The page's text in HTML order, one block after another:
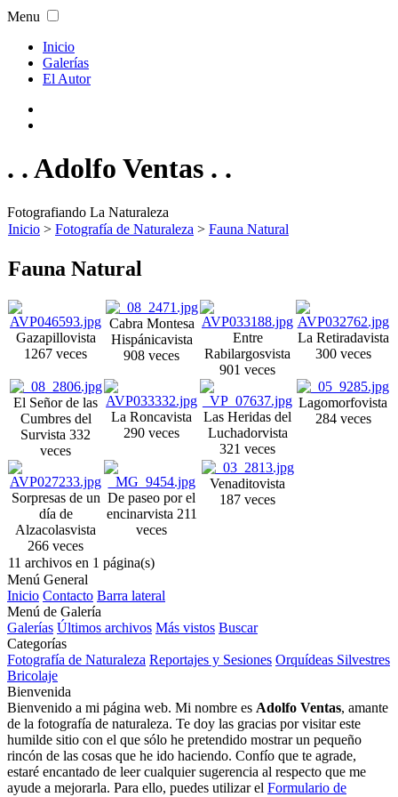
Menu
Inicio
Galerías
El Autor
. . Adolfo Ventas . .
Fotografiando La Naturaleza
Inicio > Fotografía de Naturaleza > Fauna Natural
Fauna Natural
Gazapillovista
1267 veces
Cabra Montesa
Hispánicavista
908 veces
Entre
Rabilargosvista
901 veces
La Retiradavista
300 veces
El Señor de las
Cumbres del
Survista 332
veces
La Roncavista
290 veces
Las Heridas del
Luchadorvista
321 veces
Lagomorfovista
284 veces
Sorpresas de un
día de
Alzacolasvista
266 veces
De paseo por el
encinarvista 211
veces
Venaditovista
187 veces
11 archivos en 1 página(s)
Menú General
Inicio Contacto Barra lateral
Menú de Galería
Galerías Últimos archivos Más vistos Buscar
Categorías
Fotografía de Naturaleza Reportajes y Sesiones Orquídeas Silvestres
Bricolaje
Bienvenida
Bienvenido a mi página web. Mi nombre es Adolfo Ventas, amante
de la fotografía de naturaleza. Te doy las gracias por visitar este
humilde sitio con el que sólo he pretendido mostrar un pequeño
rincón de las cosas que he ido haciendo. Confío que te agrade,
estaré encantado de leer cualquier sugerencia al respecto que me
ayude a mejorarla. Para ello, puedes utilizar el Formulario de